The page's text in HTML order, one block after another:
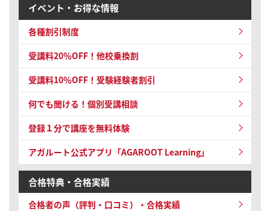
イベント・お得な情報
各種割引制度
受講料20％OFF！他校乗換割
受講料10％OFF！ 受験経験者割引
何でも聞ける！個別受講相談
登録１分で講座を無料体験
アガルート公式アプリ「AGAROOT Learning」
合格特典・合格実績
合格者の声（評判・口コミ）・合格実績